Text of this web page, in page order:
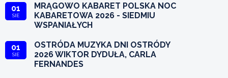
01
SIE
MRĄGOWO KABARET POLSKA NOC
KABARETOWA 2026 - SIEDMIU
WSPANIAŁYCH
01
SIE
OSTRÓDA MUZYKA DNI OSTRÓDY
2026 WIKTOR DYDUŁA, CARLA
FERNANDES